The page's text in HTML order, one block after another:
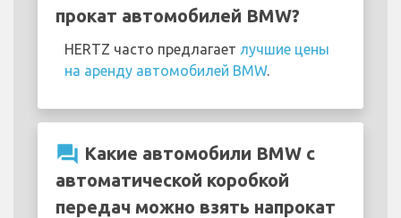
прокат автомобилей BMW?
HERTZ часто предлагает лучшие цены
на аренду автомобилей BMW.
question_answer Какие автомобили BMW с
автоматической коробкой
передач можно взять напрокат